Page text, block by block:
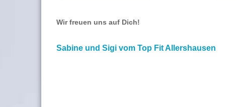
Wir freuen uns auf Dich!
Sabine und Sigi vom Top Fit Allershausen